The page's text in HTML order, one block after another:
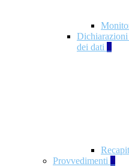
dei dati 1
Provvedimenti 3